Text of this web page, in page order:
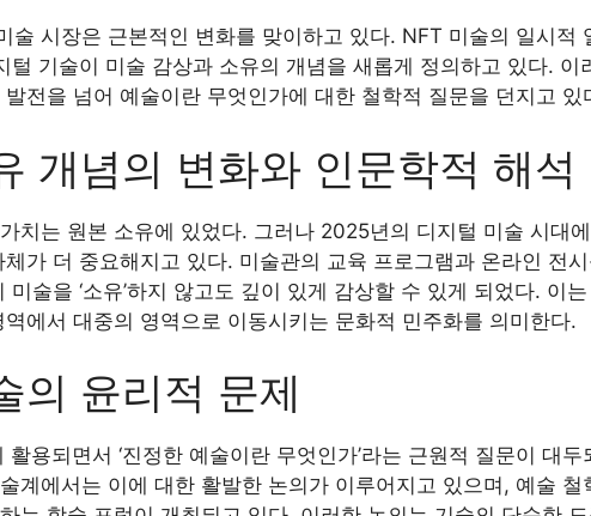
술 시장은 근본적인 변화를 맞이하고 있다. NFT 미술의 일시적
털 기술이 미술 감상과 소유의 개념을 새롭게 정의하고 있다. 이
전을 넘어 예술이란 무엇인가에 대한 철학적 질문을 던지고 있
개념의 변화와 인문학적 해석
치는 원본 소유에 있었다. 그러나 2025년의 디지털 미술 시대
가 더 중요해지고 있다. 미술관의 교육 프로그램과 온라인 전
술을 ‘소유’하지 않고도 깊이 있게 감상할 수 있게 되었다. 이는
에서 대중의 영역으로 이동시키는 문화적 민주화를 의미한다.
의 윤리적 문제
용되면서 ‘진정한 예술이란 무엇인가’라는 근원적 질문이 대두
계에서는 이에 대한 활발한 논의가 이루어지고 있으며, 예술 철